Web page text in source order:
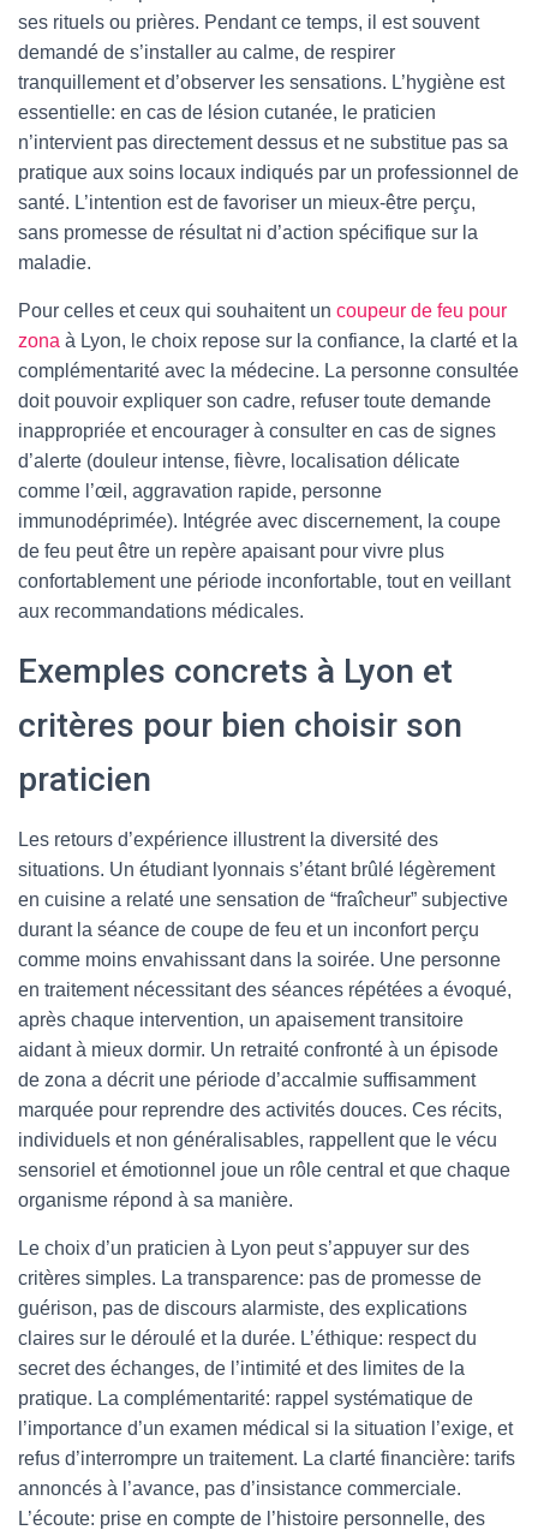
ses rituels ou prières. Pendant ce temps, il est souvent
demandé de s’installer au calme, de respirer
tranquillement et d’observer les sensations. L’hygiène est
essentielle: en cas de lésion cutanée, le praticien
n’intervient pas directement dessus et ne substitue pas sa
pratique aux soins locaux indiqués par un professionnel de
santé. L’intention est de favoriser un mieux-être perçu,
sans promesse de résultat ni d’action spécifique sur la
maladie.
Pour celles et ceux qui souhaitent un coupeur de feu pour
zona à Lyon, le choix repose sur la confiance, la clarté et la
complémentarité avec la médecine. La personne consultée
doit pouvoir expliquer son cadre, refuser toute demande
inappropriée et encourager à consulter en cas de signes
d’alerte (douleur intense, fièvre, localisation délicate
comme l’œil, aggravation rapide, personne
immunodéprimée). Intégrée avec discernement, la coupe
de feu peut être un repère apaisant pour vivre plus
confortablement une période inconfortable, tout en veillant
aux recommandations médicales.
Exemples concrets à Lyon et
critères pour bien choisir son
praticien
Les retours d’expérience illustrent la diversité des
situations. Un étudiant lyonnais s’étant brûlé légèrement
en cuisine a relaté une sensation de “fraîcheur” subjective
durant la séance de coupe de feu et un inconfort perçu
comme moins envahissant dans la soirée. Une personne
en traitement nécessitant des séances répétées a évoqué,
après chaque intervention, un apaisement transitoire
aidant à mieux dormir. Un retraité confronté à un épisode
de zona a décrit une période d’accalmie suffisamment
marquée pour reprendre des activités douces. Ces récits,
individuels et non généralisables, rappellent que le vécu
sensoriel et émotionnel joue un rôle central et que chaque
organisme répond à sa manière.
Le choix d’un praticien à Lyon peut s’appuyer sur des
critères simples. La transparence: pas de promesse de
guérison, pas de discours alarmiste, des explications
claires sur le déroulé et la durée. L’éthique: respect du
secret des échanges, de l’intimité et des limites de la
pratique. La complémentarité: rappel systématique de
l’importance d’un examen médical si la situation l’exige, et
refus d’interrompre un traitement. La clarté financière: tarifs
annoncés à l’avance, pas d’insistance commerciale.
L’écoute: prise en compte de l’histoire personnelle, des